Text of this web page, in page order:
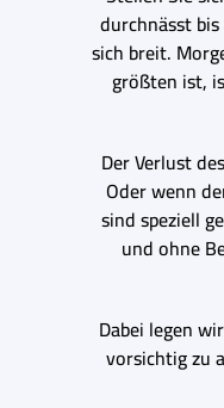
durchnässt
sich breit.
größten ist,
Der Verlust
Oder wenn
sind speziell
und ohne
Dabei legen
vorsichtig zu